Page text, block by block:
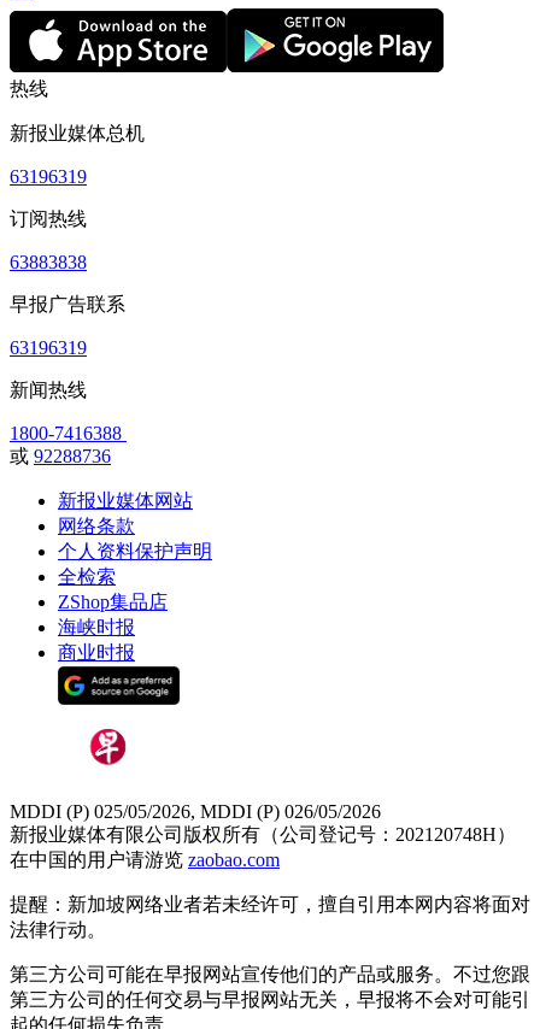
热线
新报业媒体总机
63196319
订阅热线
63883838
早报广告联系
63196319
新闻热线
1800-7416388
或 92288736
新报业媒体网站
网络条款
个人资料保护声明
全检索
ZShop集品店
海峡时报
商业时报
MDDI (P) 025/05/2026, MDDI (P) 026/05/2026
新报业媒体有限公司版权所有（公司登记号：202120748H）
在中国的用户请游览 zaobao.com
提醒：新加坡网络业者若未经许可，擅自引用本网内容将面对
法律行动。
第三方公司可能在早报网站宣传他们的产品或服务。不过您跟
第三方公司的任何交易与早报网站无关，早报将不会对可能引